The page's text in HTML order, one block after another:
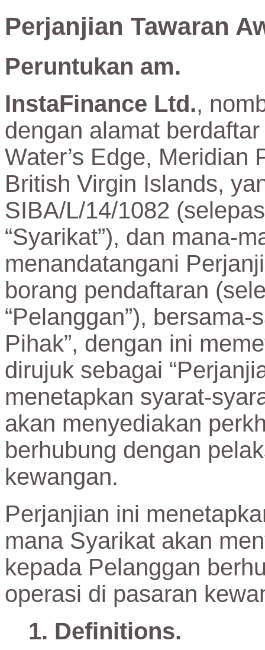
Perjanjian Tawaran
Peruntukan am.
InstaFinance Ltd.,
dengan alamat
Water’s Edge, Meridian
British Virgin Islands,
SIBA/L/14/1082
“Syarikat”), dan mana-
menandatangani
borang pendaftaran
“Pelanggan”),
Pihak”, dengan ini
dirujuk sebagai
menetapkan syarat-
akan menyediakan
berhubung dengan
kewangan.
Perjanjian ini
mana Syarikat akan
kepada Pelanggan
operasi di pasaran
Definitions.